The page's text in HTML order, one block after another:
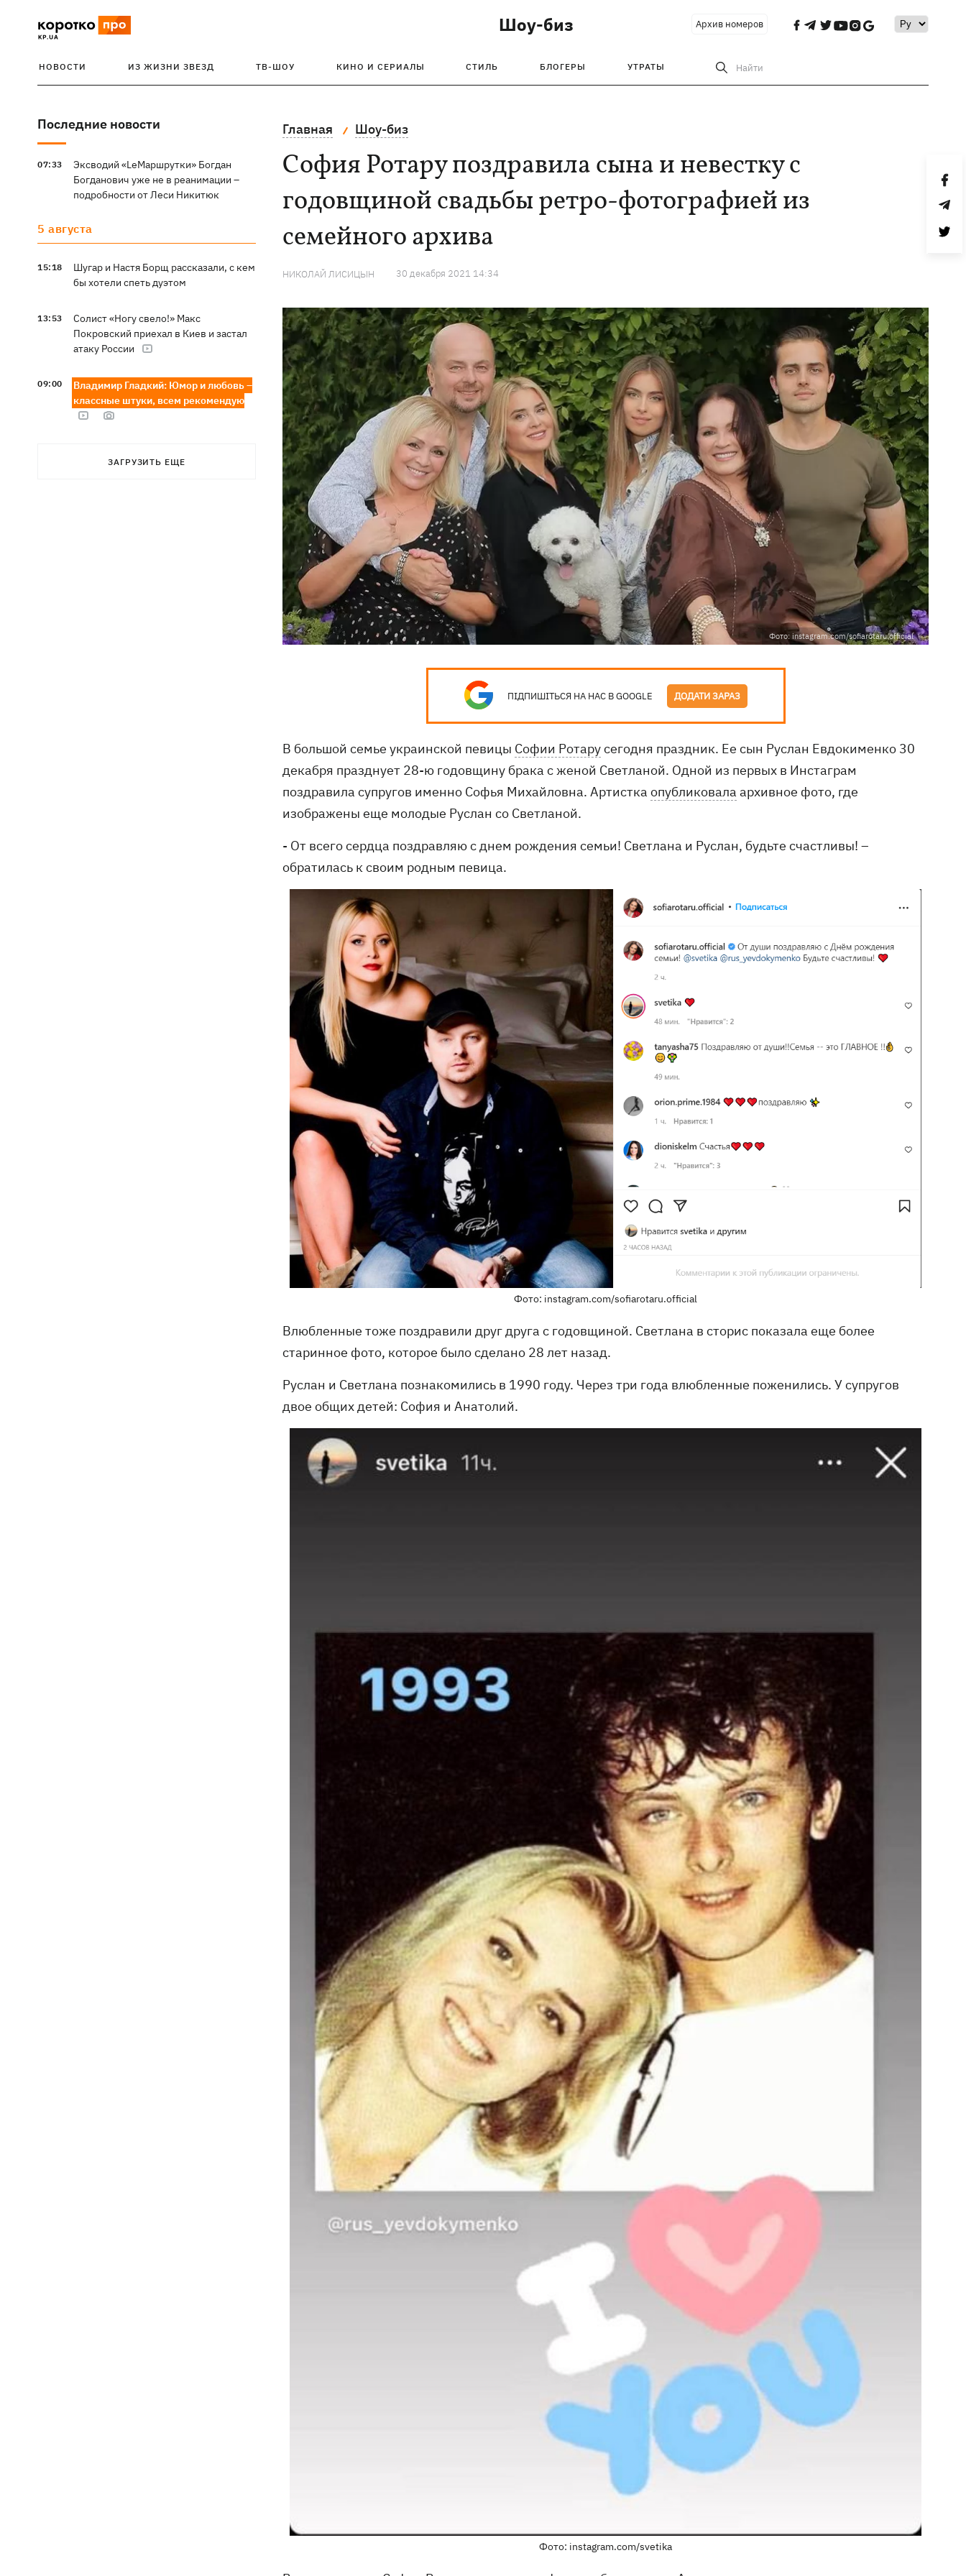
Шоу-биз Архив номеров
НОВОСТИ ИЗ ЖИЗНИ ЗВЕЗД ТВ-ШОУ КИНО И СЕРИАЛЫ СТИЛЬ БЛОГЕРЫ УТРАТЫ Найти
Последние новости
07:33
Эксводий «LeМаршрутки» Богдан
Богданович уже не в реанимации –
подробности от Леси Никитюк
5 августа
15:18
Шугар и Настя Борщ рассказали, с кем
бы хотели спеть дуэтом
13:53
Солист «Ногу свело!» Макс
Покровский приехал в Киев и застал
атаку России
09:00
Владимир Гладкий: Юмор и любовь –
классные штуки, всем рекомендую
ЗАГРУЗИТЬ ЕЩЕ
Главная Шоу-биз
София Ротару поздравила сына и невестку с
годовщиной свадьбы ретро-фотографией из
семейного архива
НИКОЛАЙ ЛИСИЦЫН 30 декабря 2021 14:34
Фото: instagram.com/sofiarotaru.official
ПІДПИШІТЬСЯ НА НАС В GOOGLE ДОДАТИ ЗАРАЗ
В большой семье украинской певицы Софии Ротарусегодня праздник. Ее сын Руслан Евдокименко 30
декабря празднует 28-ю годовщину брака с женой Светланой. Одной из первых в Инстаграм
поздравила супругов именно Софья Михайловна. Артистка опубликовала архивное фото, где
изображены еще молодые Руслан со Светланой.
- От всего сердца поздравляю с днем рождения семьи! Светлана и Руслан, будьте счастливы! –
обратилась к своим родным певица.
Фото: instagram.com/sofiarotaru.official
Влюбленные тоже поздравили друг друга с годовщиной. Светлана в сторис показала еще более
старинное фото, которое было сделано 28 лет назад.
Руслан и Светлана познакомились в 1990 году. Через три года влюбленные поженились. У супругов
двое общих детей: София и Анатолий.
Фото: instagram.com/svetika